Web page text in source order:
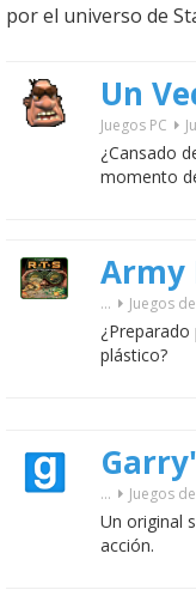
por el universo de
Un
Juegos PC
¿Cansado
momento
Army
... Juegos
plástico?
... Juegos
Un original
acción.